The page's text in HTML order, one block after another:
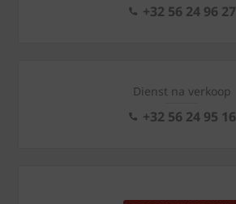
+32 56 24 96 27
Dienst na verkoop
+32 56 24 95 16